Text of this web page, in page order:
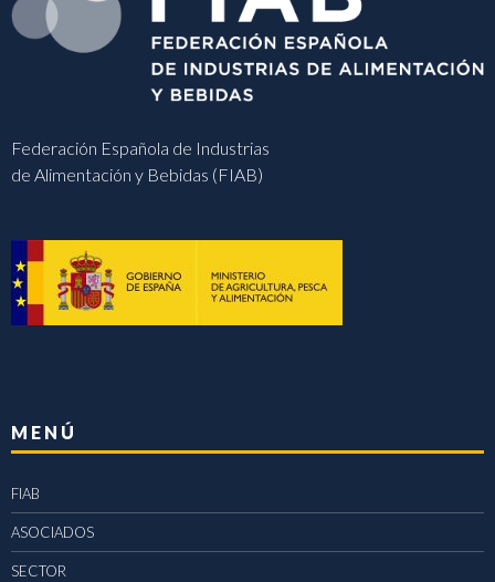
Federación Española de Industrias
de Alimentación y Bebidas (FIAB)
MENÚ
FIAB
ASOCIADOS
SECTOR